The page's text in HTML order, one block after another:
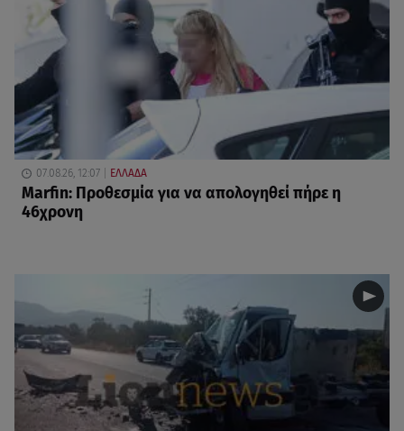
07.08.26, 12:07 ΕΛΛΑΔΑ
Marfin: Προθεσμία για να απολογηθεί πήρε η
46χρονη